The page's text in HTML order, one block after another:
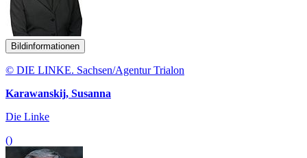
Bildinformationen
© DIE LINKE. Sachsen/Agentur Trialon
Karawanskij, Susanna
Die Linke
()